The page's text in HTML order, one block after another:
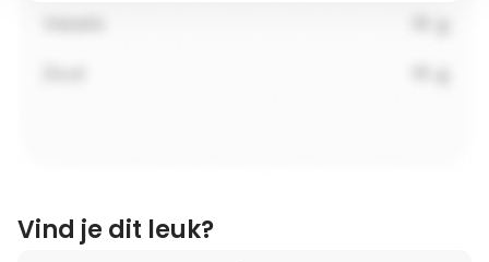
Vind je dit leuk?